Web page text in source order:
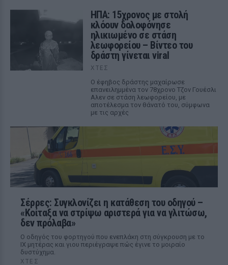
ΗΠΑ: 15χρονος με στολή
κλόουν δολοφόνησε
ηλικιωμένο σε στάση
λεωφορείου – Βίντεο του
δράστη γίνεται viral
ΧΤΕΣ
Ο έφηβος δράστης μαχαίρωσε
επανειλημμένα τον 78χρονο Τζον Γουέσλι
Αλεν σε στάση λεωφορείου, με
αποτέλεσμα τον θάνατό του, σύμφωνα
με τις αρχές
Σέρρες: Συγκλονίζει η κατάθεση του οδηγού –
«Κοίταξα να στρίψω αριστερά για να γλιτώσω,
δεν πρόλαβα»
Ο οδηγός του φορτηγού που ενεπλάκη στη σύγκρουση με το
ΙΧ μητέρας και γιου περιέγραψε πώς έγινε το μοιραίο
δυστύχημα.
ΧΤΕΣ